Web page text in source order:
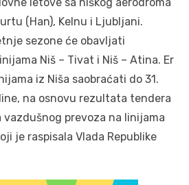
(Han), Kelnu i Ljubljani.
sezone će obavljati
Niš – Tivat i Niš – Atina. Er
iz Niša saobraćati do 31.
na osnovu rezultata tendera
prevoza na linijama
je raspisala Vlada Republike